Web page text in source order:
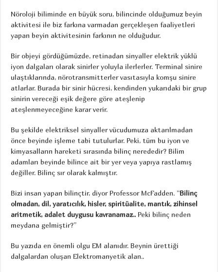
Nöroloji biliminde en büyük soru, bilincinde olduğumuz beyin
aktivitesi ile biz farkına varmadan gerçekleşen faaliyetleri
yapan beyin aktivitesinin farkının ne olduğudur.
Bir objeyi gördüğümüzde, retinadan sinyaller elektrik yüklü
iyon dalgaları olarak sinirler yoluyla ilerlerler. Terminal sinire
ulaştıklarında, nörotransmitterler vasıtasıyla komşu sinire
atlarlar. Burada bir sinir hücresi, kendinden yukarıdaki bir grup
sinirin vereceği eşik değere göre ateşlenip
ateşlenmeyeceğine karar verir.
Bu şekilde elektriksel sinyaller vücudumuza aktarılmadan
önce beyinde işleme tabi tutulurlar. Peki, tüm bu iyon ve
kimyasalların hareketi sırasında bilinç nerededir? Bilim
adamları beyinde bilince ait bir yer veya yapıya rastlamış
değiller. Bilinç sır olarak kalmıştır.
Bizi insan yapan bilinçtir, diyor Professor McFadden. “Bilinç
olmadan, dil, yaratıcılık, hisler, spiritüalite, mantık, zihinsel
aritmetik, adalet duygusu kavranamaz.. Peki bilinç neden
meydana gelmiştir?”
Bu yazıda en önemli olgu EM alanıdır. Beynin ürettiği
dalgalardan oluşan Elektromanyetik alan..